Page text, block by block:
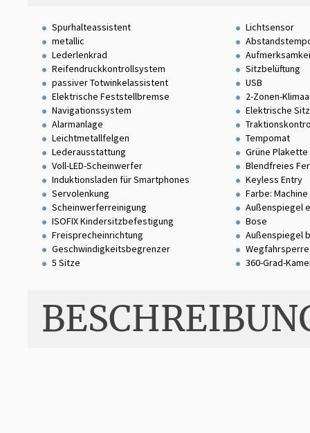
Spurhalteassistent
Lichtsensor
metallic
Lederlenkrad
Reifendruckkontrollsystem
Sitzbelüftung
passiver Totwinkelassistent
USB
Elektrische Feststellbremse
2-Zonen-
Navigationssystem
Elektrische
Alarmanlage
Leichtmetallfelgen
Tempomat
Lederausstattung
Grüne Plakette
Voll-LED-Scheinwerfer
Blendfreies
Induktionsladen für Smartphones
Keyless Entry
Servolenkung
Farbe:
Scheinwerferreinigung
Außenspiegel
ISOFIX Kindersitzbefestigung
Bose
Freisprecheinrichtung
Außenspiegel
Geschwindigkeitsbegrenzer
Wegfahrsperre
5 Sitze
360-Grad-